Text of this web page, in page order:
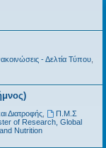
σ
- Δελτία Τύπου,
Διατροφής,
Π.Μ.Σ
of Research, Global
Nutrition